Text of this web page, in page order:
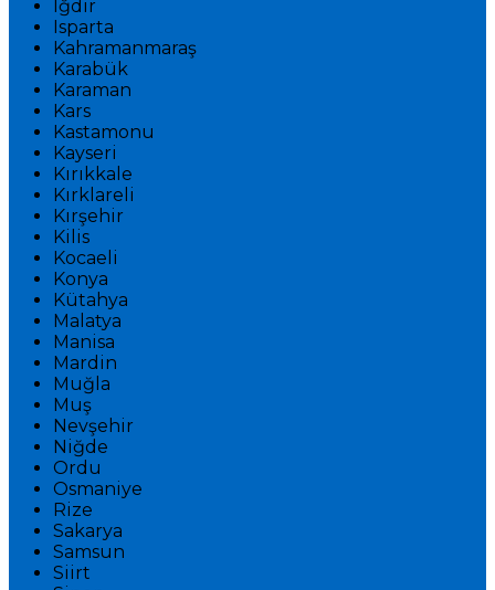
Iğdır
Isparta
Kahramanmaraş
Karabük
Karaman
Kars
Kastamonu
Kayseri
Kırıkkale
Kırklareli
Kırşehir
Kilis
Kocaeli
Konya
Kütahya
Malatya
Manisa
Mardin
Muğla
Muş
Nevşehir
Niğde
Ordu
Osmaniye
Rize
Sakarya
Samsun
Siirt